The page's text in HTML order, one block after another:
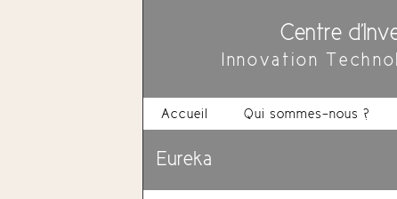
Centre
Innovation
Accueil Qui sommes-nous ?
Eureka